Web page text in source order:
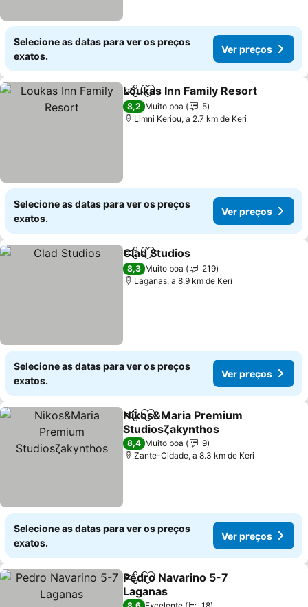
Selecione as datas para ver os preços
exatos.
Ver preços
PartilharAdicionar aos favoritos
Loukas Inn Family Resort
8,2 Muito boa
5
Limni Keriou, a 2.7 km de Keri
Selecione as datas para ver os preços
exatos.
Ver preços
PartilharAdicionar aos favoritos
Clad Studios
8,3 Muito boa
219
Laganas, a 8.9 km de Keri
Selecione as datas para ver os preços
exatos.
Ver preços
PartilharAdicionar aos favoritos
Nikos&Maria Premium
Studiosζakynthos
8,4 Muito boa
9
Zante-Cidade, a 8.3 km de Keri
Selecione as datas para ver os preços
exatos.
Ver preços
PartilharAdicionar aos favoritos
Pedro Navarino 5-7
Laganas